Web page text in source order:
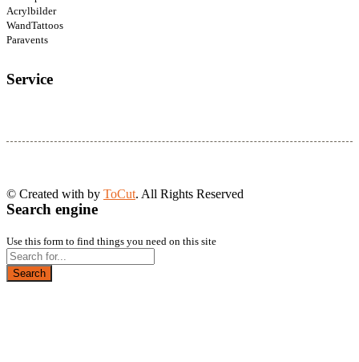
Acrylbilder
WandTattoos
Paravents
Service
© Created with by ToCut. All Rights Reserved
Search engine
Use this form to find things you need on this site
Search